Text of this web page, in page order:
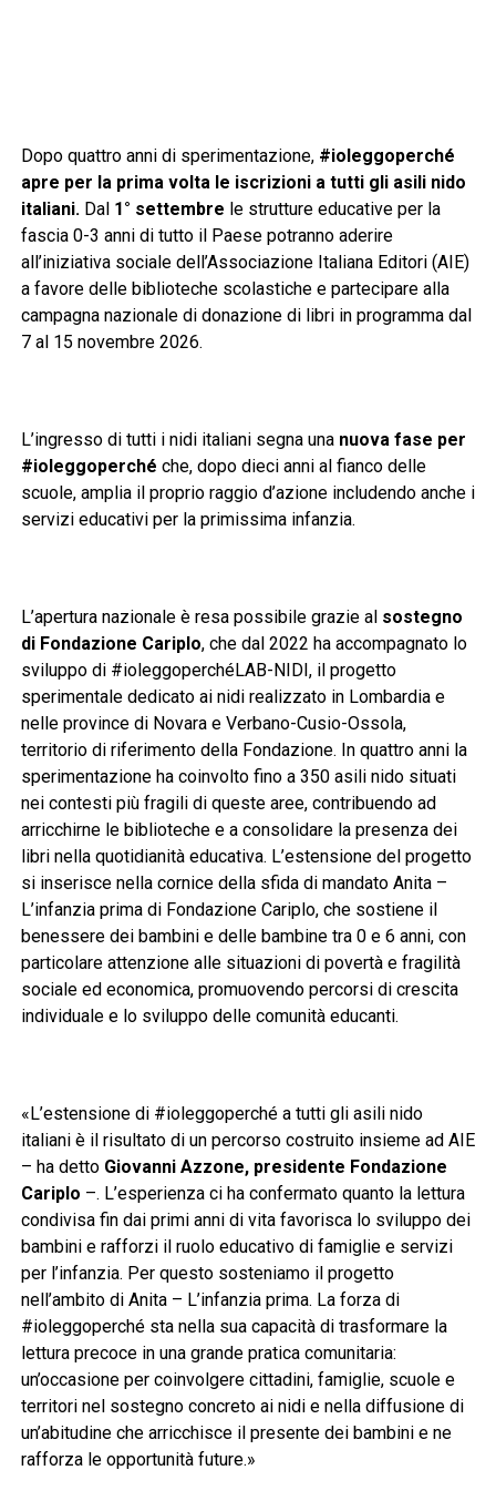
Dopo quattro anni di sperimentazione, #ioleggoperché
apre per la prima volta le iscrizioni a tutti gli asili nido
italiani.Dal 1° settembre le strutture educative per la
fascia 0-3 anni di tutto il Paese potranno aderire
all’iniziativa sociale dell’Associazione Italiana Editori (AIE)
a favore delle biblioteche scolastiche e partecipare alla
campagna nazionale di donazione di libri in programma dal
7 al 15 novembre 2026.
L’ingresso di tutti i nidi italiani segna una nuova fase per
#ioleggoperché che, dopo dieci anni al fianco delle
scuole, amplia il proprio raggio d’azione includendo anche i
servizi educativi per la primissima infanzia.
L’apertura nazionale è resa possibile grazie al sostegno
di Fondazione Cariplo, che dal 2022 ha accompagnato lo
sviluppo di #ioleggoperchéLAB-NIDI, il progetto
sperimentale dedicato ai nidi realizzato in Lombardia e
nelle province di Novara e Verbano-Cusio-Ossola,
territorio di riferimento della Fondazione. In quattro anni la
sperimentazione ha coinvolto fino a 350 asili nido situati
nei contesti più fragili di queste aree, contribuendo ad
arricchirne le biblioteche e a consolidare la presenza dei
libri nella quotidianità educativa. L’estensione del progetto
si inserisce nella cornice della sfida di mandato Anita –
L’infanzia prima di Fondazione Cariplo, che sostiene il
benessere dei bambini e delle bambine tra 0 e 6 anni, con
particolare attenzione alle situazioni di povertà e fragilità
sociale ed economica, promuovendo percorsi di crescita
individuale e lo sviluppo delle comunità educanti.
«L’estensione di #ioleggoperché a tutti gli asili nido
italiani è il risultato di un percorso costruito insieme ad AIE
– ha detto Giovanni Azzone, presidente Fondazione
Cariplo –. L’esperienza ci ha confermato quanto la lettura
condivisa fin dai primi anni di vita favorisca lo sviluppo dei
bambini e rafforzi il ruolo educativo di famiglie e servizi
per l’infanzia. Per questo sosteniamo il progetto
nell’ambito di Anita – L’infanzia prima. La forza di
#ioleggoperché sta nella sua capacità di trasformare la
lettura precoce in una grande pratica comunitaria:
un’occasione per coinvolgere cittadini, famiglie, scuole e
territori nel sostegno concreto ai nidi e nella diffusione di
un’abitudine che arricchisce il presente dei bambini e ne
rafforza le opportunità future.»